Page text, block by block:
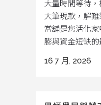
大量時間等待
大筆現款，解
當舖是您活化
膨與資金短缺
16 7 月, 2026